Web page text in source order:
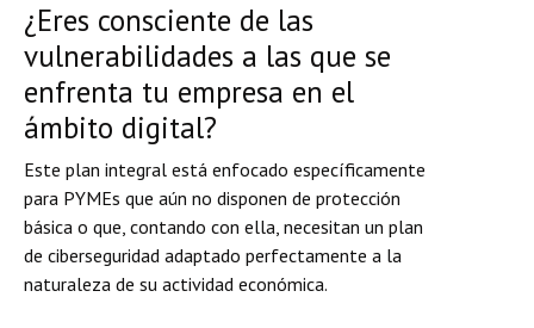
¿Eres consciente de las
vulnerabilidades a las que se
enfrenta tu empresa en el
ámbito digital?
Este plan integral está enfocado específicamente
para PYMEs que aún no disponen de protección
básica o que, contando con ella, necesitan un plan
de ciberseguridad adaptado perfectamente a la
naturaleza de su actividad económica.